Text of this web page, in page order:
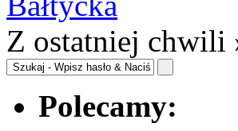
Z ostatniej chwili
Polecamy: